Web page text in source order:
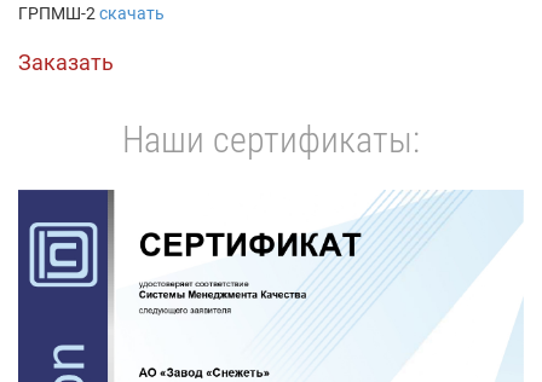
ГРПМШ-2 скачать
Заказать
Наши сертификаты: